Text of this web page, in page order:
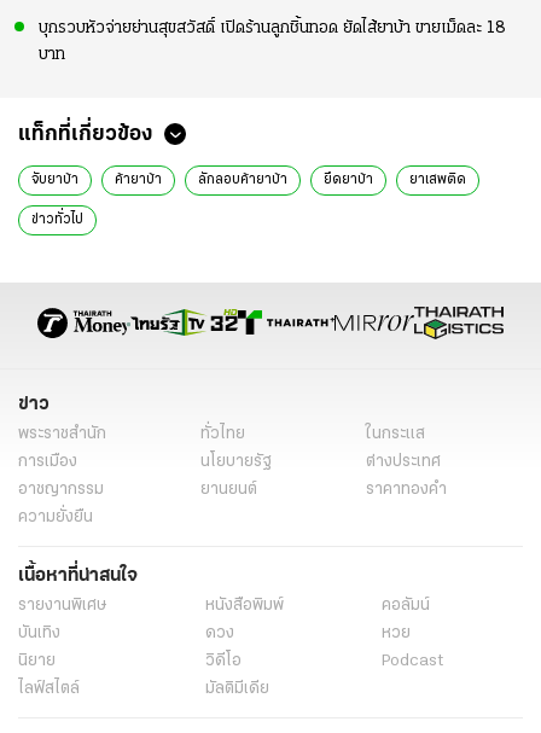
บุกรวบหัวจ่ายย่านสุขสวัสดิ์ เปิดร้านลูกชิ้นทอด ยัดไส้ยาบ้า ขายเม็ดละ 18
บาท
แท็กที่เกี่ยวข้อง
จับยาบ้า ค้ายาบ้า ลักลอบค้ายาบ้า ยึดยาบ้า ยาเสพติด
ข่าวทั่วไป
ข่าว
พระราชสำนัก ทั่วไทย
ในกระแส
การเมือง
นโยบายรัฐ
ต่างประเทศ
อาชญากรรม
ยานยนต์
ราคาทองคำ
ความยั่งยืน
เนื้อหาที่น่าสนใจ
รายงานพิเศษ หนังสือพิมพ์
คอลัมน์
บันเทิง
ดวง
หวย
นิยาย
วิดีโอ
Podcast
ไลฟ์สไตล์
มัลติมีเดีย